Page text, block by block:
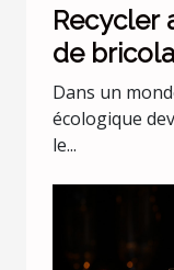
Recycler
de
Dans un
écologique
le...